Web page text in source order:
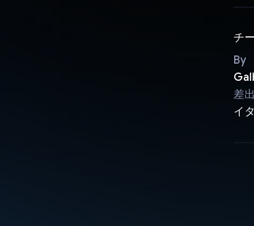
チ
By
差
イ